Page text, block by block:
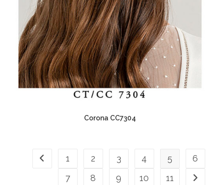
Corona CC7304
1 2 3 4 5
6
7
8 9 10 11